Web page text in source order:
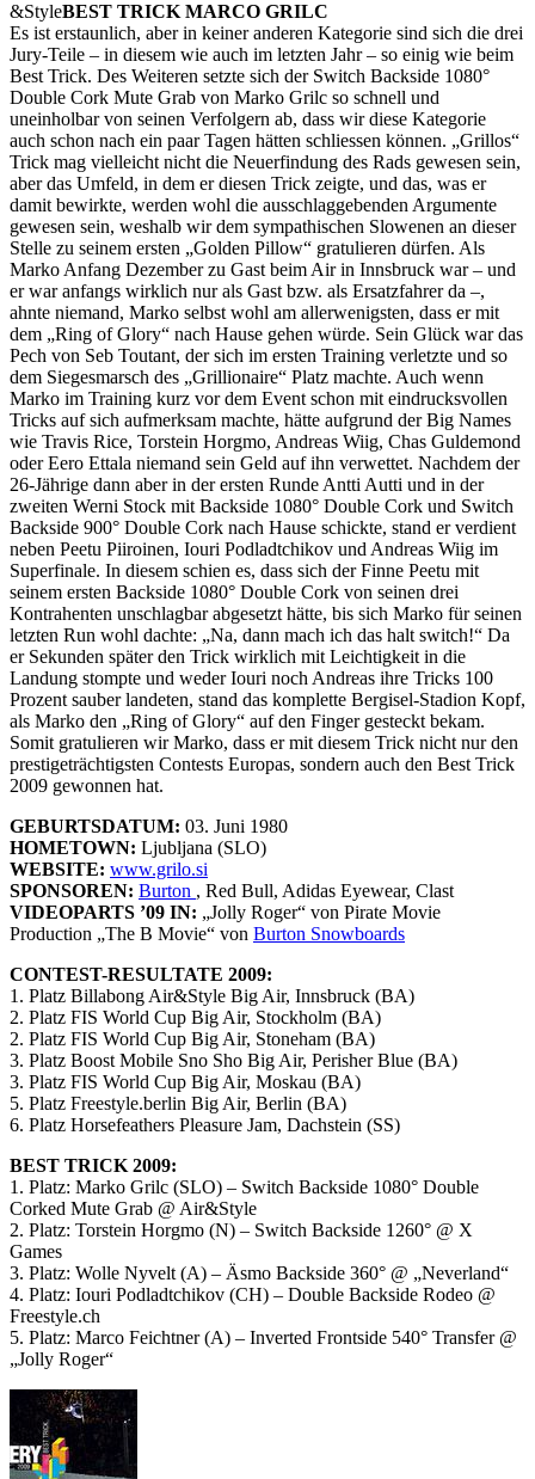
&StyleBEST TRICK MARCO GRILC
Es ist erstaunlich, aber in keiner anderen Kategorie sind sich die drei
Jury-Teile – in diesem wie auch im letzten Jahr – so einig wie beim
Best Trick. Des Weiteren setzte sich der Switch Backside 1080°
Double Cork Mute Grab von Marko Grilc so schnell und
uneinholbar von seinen Verfolgern ab, dass wir diese Kategorie
auch schon nach ein paar Tagen hätten schliessen können. „Grillos“
Trick mag vielleicht nicht die Neuerfindung des Rads gewesen sein,
aber das Umfeld, in dem er diesen Trick zeigte, und das, was er
damit bewirkte, werden wohl die ausschlaggebenden Argumente
gewesen sein, weshalb wir dem sympathischen Slowenen an dieser
Stelle zu seinem ersten „Golden Pillow“ gratulieren dürfen. Als
Marko Anfang Dezember zu Gast beim Air in Innsbruck war – und
er war anfangs wirklich nur als Gast bzw. als Ersatzfahrer da –,
ahnte niemand, Marko selbst wohl am allerwenigsten, dass er mit
dem „Ring of Glory“ nach Hause gehen würde. Sein Glück war das
Pech von Seb Toutant, der sich im ersten Training verletzte und so
dem Siegesmarsch des „Grillionaire“ Platz machte. Auch wenn
Marko im Training kurz vor dem Event schon mit eindrucksvollen
Tricks auf sich aufmerksam machte, hätte aufgrund der Big Names
wie Travis Rice, Torstein Horgmo, Andreas Wiig, Chas Guldemond
oder Eero Ettala niemand sein Geld auf ihn verwettet. Nachdem der
26-Jährige dann aber in der ersten Runde Antti Autti und in der
zweiten Werni Stock mit Backside 1080° Double Cork und Switch
Backside 900° Double Cork nach Hause schickte, stand er verdient
neben Peetu Piiroinen, Iouri Podladtchikov und Andreas Wiig im
Superfinale. In diesem schien es, dass sich der Finne Peetu mit
seinem ersten Backside 1080° Double Cork von seinen drei
Kontrahenten unschlagbar abgesetzt hätte, bis sich Marko für seinen
letzten Run wohl dachte: „Na, dann mach ich das halt switch!“ Da
er Sekunden später den Trick wirklich mit Leichtigkeit in die
Landung stompte und weder Iouri noch Andreas ihre Tricks 100
Prozent sauber landeten, stand das komplette Bergisel-Stadion Kopf,
als Marko den „Ring of Glory“ auf den Finger gesteckt bekam.
Somit gratulieren wir Marko, dass er mit diesem Trick nicht nur den
prestigeträchtigsten Contests Europas, sondern auch den Best Trick
2009 gewonnen hat.
GEBURTSDATUM: 03. Juni 1980
HOMETOWN: Ljubljana (SLO)
WEBSITE: www.grilo.si
SPONSOREN: Burton , Red Bull, Adidas Eyewear, Clast
VIDEOPARTS ’09 IN: „Jolly Roger“ von Pirate Movie
Production „The B Movie“ von Burton Snowboards
CONTEST-RESULTATE 2009:
1. Platz Billabong Air&Style Big Air, Innsbruck (BA)
2. Platz FIS World Cup Big Air, Stockholm (BA)
2. Platz FIS World Cup Big Air, Stoneham (BA)
3. Platz Boost Mobile Sno Sho Big Air, Perisher Blue (BA)
3. Platz FIS World Cup Big Air, Moskau (BA)
5. Platz Freestyle.berlin Big Air, Berlin (BA)
6. Platz Horsefeathers Pleasure Jam, Dachstein (SS)
BEST TRICK 2009:
1. Platz: Marko Grilc (SLO) – Switch Backside 1080° Double
Corked Mute Grab @ Air&Style
2. Platz: Torstein Horgmo (N) – Switch Backside 1260° @ X
Games
3. Platz: Wolle Nyvelt (A) – Äsmo Backside 360° @ „Neverland“
4. Platz: Iouri Podladtchikov (CH) – Double Backside Rodeo @
Freestyle.ch
5. Platz: Marco Feichtner (A) – Inverted Frontside 540° Transfer @
„Jolly Roger“